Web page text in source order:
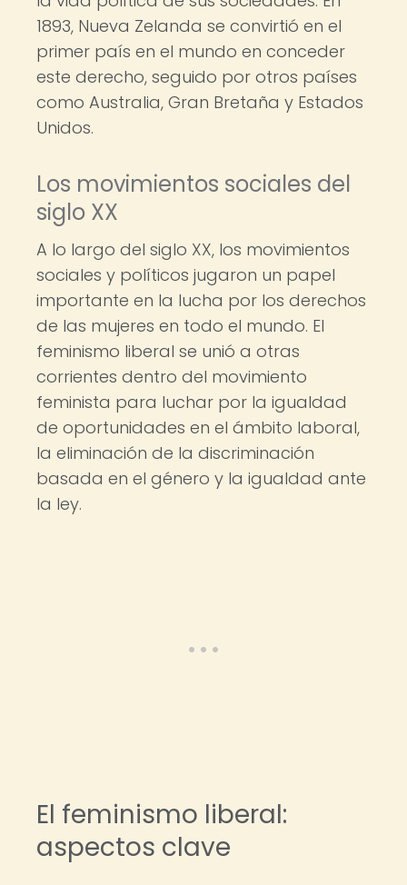
1893, Nueva Zelanda se convirtió en el
primer país en el mundo en conceder
este derecho, seguido por otros países
como Australia, Gran Bretaña y Estados
Unidos.
Los movimientos sociales del
siglo XX
A lo largo del siglo XX, los movimientos
sociales y políticos jugaron un papel
importante en la lucha por los derechos
de las mujeres en todo el mundo. El
feminismo liberal se unió a otras
corrientes dentro del movimiento
feminista para luchar por la igualdad
de oportunidades en el ámbito laboral,
la eliminación de la discriminación
basada en el género y la igualdad ante
la ley.
El feminismo liberal:
aspectos clave